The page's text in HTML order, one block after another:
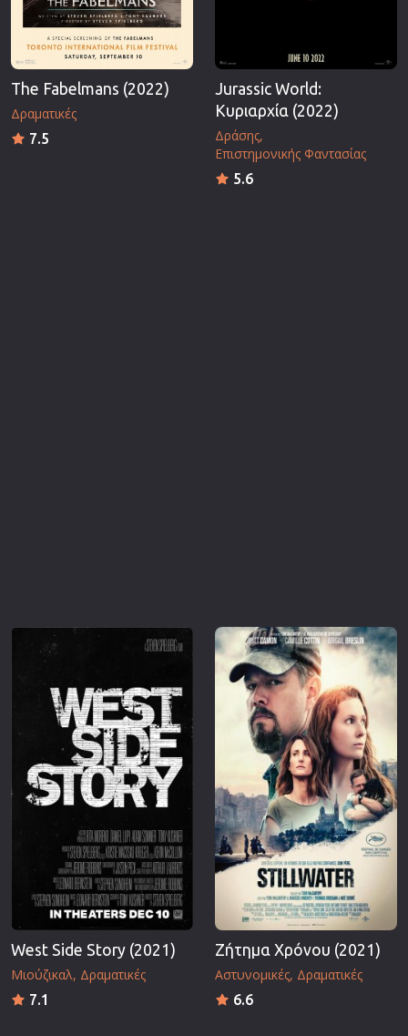
The Fabelmans (2022)
Δραματικές
7.5
Jurassic World:
Κυριαρχία (2022)
Δράσης
Επιστημονικής Φαντασίας
5.6
West Side Story (2021)
Μιούζικαλ Δραματικές
7.1
Ζήτημα Χρόνου (2021)
Αστυνομικές Δραματικές
6.6